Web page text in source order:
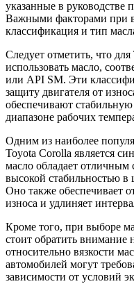
указанные в руководстве
Важными факторами при
классификация и тип
Следует отметить, что
использовать масло,
или API SM. Эти
защиту двигателя от
обеспечивают
диапазоне рабочих
Одним из наиболее
Toyota Corolla является
масло обладает
высокой стабильностью в
Оно также обеспечивает
износа и удлиняет
Кроме того, при выборе
стоит обратить внимание
относительно вязкости
автомобилей могут
зависимости от условий